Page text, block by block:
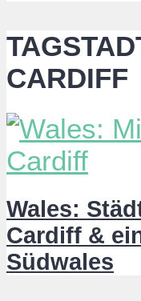
CARDIFF
Wales:
Cardiff &
Südwales